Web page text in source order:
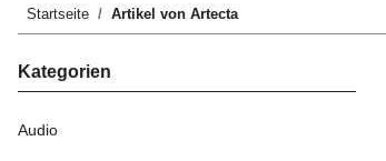
Startseite Artikel von Artecta
Kategorien
Audio